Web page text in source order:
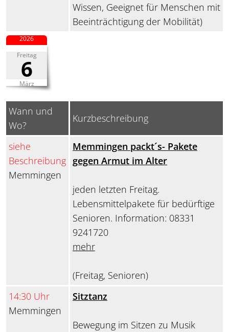
Wissen, Geeignet für Menschen mit
Beeinträchtigung der Mobilität)
Freitag
6
März
2026
Wann und
Wo?
Kurzbeschreibung
siehe
Beschreibung
Memmingen
Memmingen packt´s- Pakete
gegen Armut im Alter
jeden letzten Freitag.
Lebensmittelpakete für bedürftige
Senioren. Information: 08331
9241720
mehr
(Freitag, Senioren)
14:30 Uhr
Memmingen
Sitztanz
Bewegung im Sitzen zu Musik